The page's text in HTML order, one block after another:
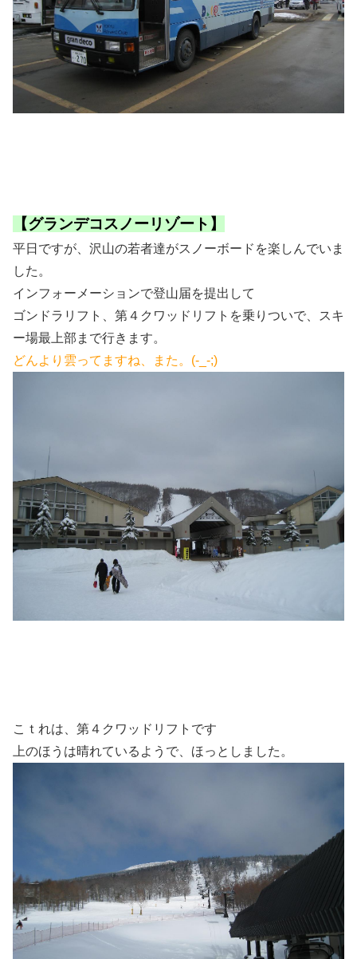
【グランデコスノーリゾート】
平日ですが、沢山の若者達がスノーボードを楽しんでいま
した。
インフォーメーションで登山届を提出して
ゴンドラリフト、第４クワッドリフトを乗りついで、スキ
ー場最上部まで行きます。
どんより雲ってますね、また。(-_-;)
こｔれは、第４クワッドリフトです
上のほうは晴れているようで、ほっとしました。